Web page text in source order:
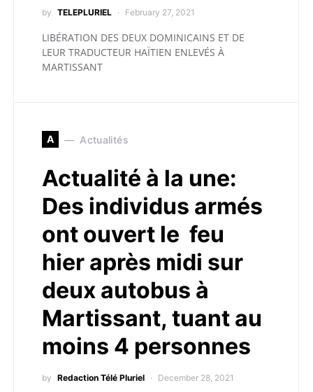
by TELEPLURIEL February 27, 2021
LIBÉRATION DES DEUX DOMINICAINS ET DE
LEUR TRADUCTEUR HAÏTIEN ENLEVÉS À
MARTISSANT
A Actualités
Actualité à la une:
Des individus armés
ont ouvert le feu
hier après midi sur
deux autobus à
Martissant, tuant au
moins 4 personnes
by Redaction Télé Pluriel December 28, 2021